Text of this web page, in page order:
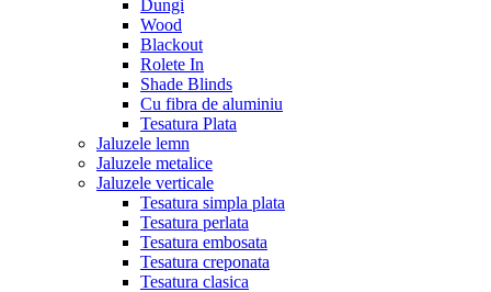
Dungi
Wood
Blackout
Rolete In
Shade Blinds
Cu fibra de aluminiu
Tesatura Plata
Jaluzele lemn
Jaluzele metalice
Jaluzele verticale
Tesatura simpla plata
Tesatura perlata
Tesatura embosata
Tesatura creponata
Tesatura clasica